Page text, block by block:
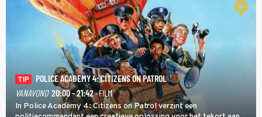
TIP
POLICE ACADEMY 4: CITIZENS ON PATROL
VANAVOND 20:00 - 21:42· FILM
In Police Academy 4: Citizens on Patrol verzint een